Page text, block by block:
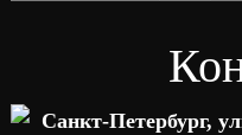
Санкт-Петербург,